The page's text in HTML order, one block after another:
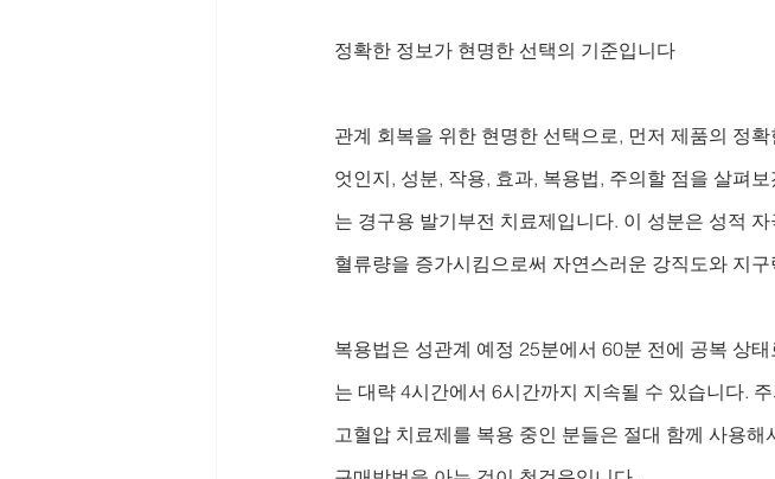
정확한 정보가 현명한 선택의 기준입니다
관계 회복을 위한 현명한 선택으로, 먼저 제품의 정
엇인지, 성분, 작용, 효과, 복용법, 주의할 점을 살펴
는 경구용 발기부전 치료제입니다. 이 성분은 성적
혈류량을 증가시킴으로써 자연스러운 강직도와 지
복용법은 성관계 예정 25분에서 60분 전에 공복 상
는 대략 4시간에서 6시간까지 지속될 수 있습니다.
고혈압 치료제를 복용 중인 분들은 절대 함께 사용